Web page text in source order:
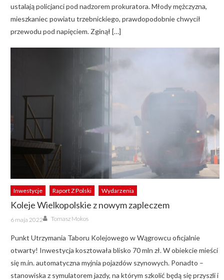
ustalają policjanci pod nadzorem prokuratora. Młody mężczyzna,
mieszkaniec powiatu trzebnickiego, prawdopodobnie chwycił
przewodu pod napięciem. Zginął […]
Inwestycje Raport Z Polski Wydarzenia
Koleje Wielkopolskie z nowym zapleczem
Posted
on
6 maja 2022 Author
Tomasz Mokos
Punkt Utrzymania Taboru Kolejowego w Wągrowcu oficjalnie
otwarty! Inwestycja kosztowała blisko 70 mln zł. W obiekcie mieści
się m.in. automatyczna myjnia pojazdów szynowych. Ponadto –
stanowiska z symulatorem jazdy, na którym szkolić będą się przyszli i